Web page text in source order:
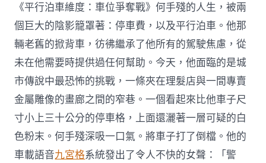
《平行泊車維度：車位爭奪戰》何手殘的人生，被兩
個巨大的陰影籠罩著：停車費，以及平行泊車。他那
輛老舊的掀背車，彷彿繼承了他所有的駕駛焦慮，從
未在他需要時提供過任何幫助。今天，他面臨的是城
市傳說中最恐怖的挑戰，一條夾在理髮店與一間專賣
金屬雕像的畫廊之間的窄巷。一個看起來比他車子尺
寸小上三十公分的停車格，上面還灑著一層可疑的白
色粉末。何手殘深吸一口氣。將車子打了倒檔。他的
車載語音九宮格系統發出了令人不快的女聲：「警